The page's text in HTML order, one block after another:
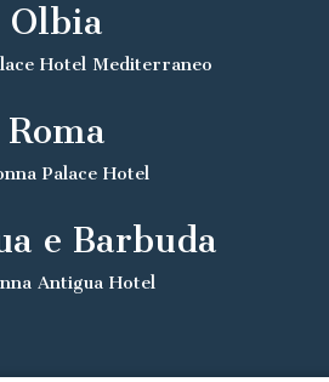
Olbia
Hotel Mediterraneo
Roma
Palace Hotel
e Barbuda
Antigua Hotel